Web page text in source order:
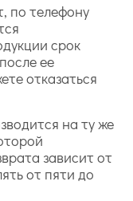
по телефону
срок
ее
отказаться
на ту же
зависит от
от пяти до